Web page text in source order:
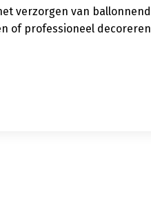
verzorgen van
of professioneel